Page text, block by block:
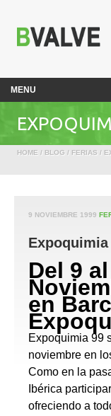
MENU
HOME / BLOG / FERIAS /
9 NOVIEMBRE 1999
Expoquimia
Del 9
en
Expoquimia 99
noviembre en
Como en la
Ibérica
ofreciendo a